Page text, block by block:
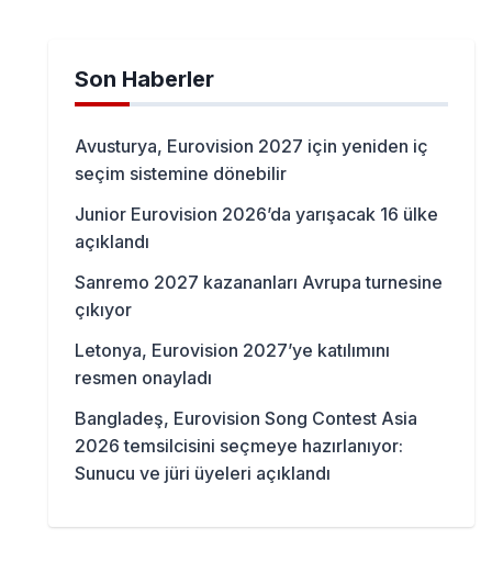
Son Haberler
Avusturya, Eurovision 2027 için yeniden iç
seçim sistemine dönebilir
Junior Eurovision 2026’da yarışacak 16 ülke
açıklandı
Sanremo 2027 kazananları Avrupa turnesine
çıkıyor
Letonya, Eurovision 2027’ye katılımını
resmen onayladı
Bangladeş, Eurovision Song Contest Asia
2026 temsilcisini seçmeye hazırlanıyor:
Sunucu ve jüri üyeleri açıklandı